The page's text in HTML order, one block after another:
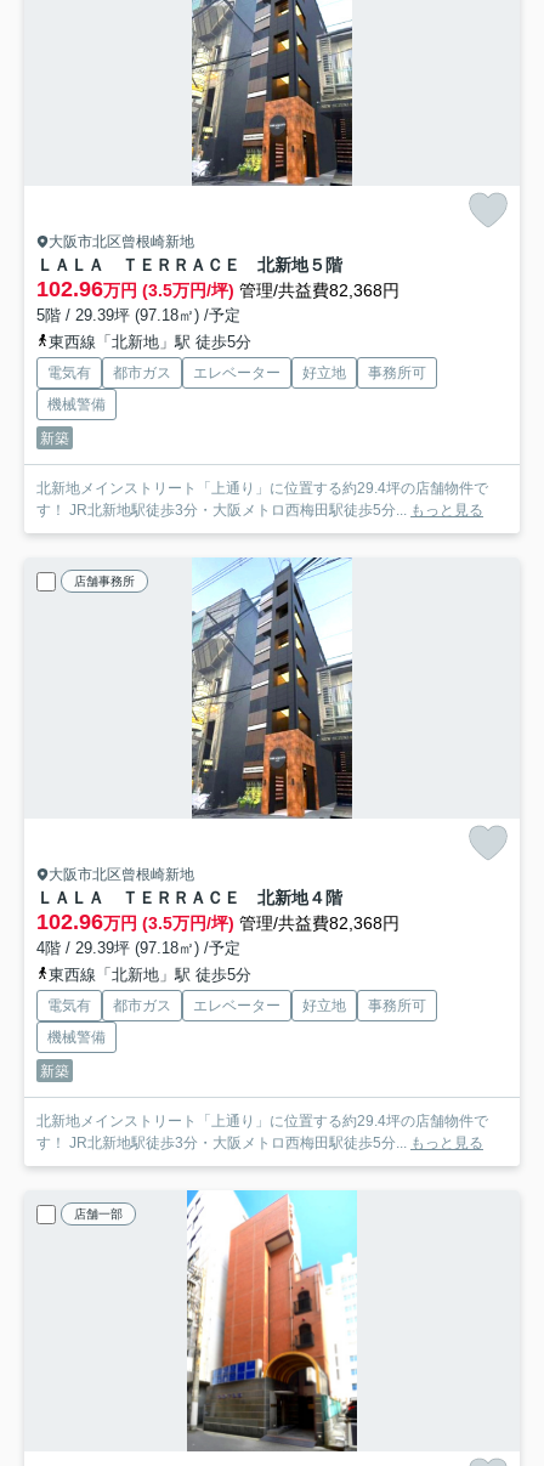
大阪市北区曾根崎新地
ＬＡＬＡ ＴＥＲＲＡＣＥ 北新地５階
102.96万円 (3.5万円/坪) 管理/共益費82,368円
5階 / 29.39坪 (97.18㎡) /予定
東西線「北新地」駅 徒歩5分
電気有 都市ガス エレベーター 好立地
事務所可
機械警備
新築
北新地メインストリート「上通り」に位置する約29.4坪の店舗物件で
す！ JR北新地駅徒歩3分・大阪メトロ西梅田駅徒歩5分... もっと見る
店舗事務所
大阪市北区曾根崎新地
ＬＡＬＡ ＴＥＲＲＡＣＥ 北新地４階
102.96万円 (3.5万円/坪) 管理/共益費82,368円
4階 / 29.39坪 (97.18㎡) /予定
東西線「北新地」駅 徒歩5分
電気有 都市ガス エレベーター 好立地
事務所可
機械警備
新築
北新地メインストリート「上通り」に位置する約29.4坪の店舗物件で
す！ JR北新地駅徒歩3分・大阪メトロ西梅田駅徒歩5分... もっと見る
店舗一部